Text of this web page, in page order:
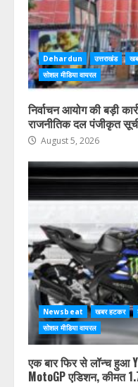
Dehardun उत्तराखंड
सोशल मीडिया वायरल
निर्वाचन आयोग की बड़ी
राजनीतिक दल पंजीकृत
August 5, 2026
Newsbeat खबर हटकर
सोशल मीडिया वायरल
एक बार फिर से लॉन्च हुआ
MotoGP एडिशन, कीमत